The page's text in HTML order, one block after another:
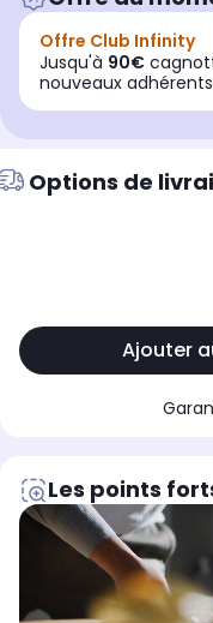
Offre Club Infinity
Jusqu'à 90€
nouveaux adhérents
Options de
Ajouter
Les points